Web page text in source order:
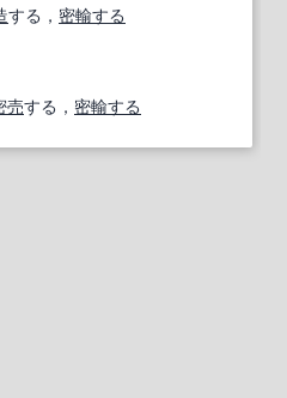
する， 密輸する
売する， 密輸する